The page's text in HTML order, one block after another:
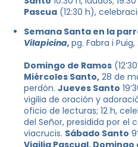
Pascua (12:30 h),
Semana Santa en la
Vilapicina, pg. Fabra i Puig,
Domingo de Ramos
Miércoles Santo, 28 de
perdón. Jueves Santo
vigilia de oración y
oficio de lecturas; 12 h,
del Señor, presidida por el
viacrucis. Sábado Santo